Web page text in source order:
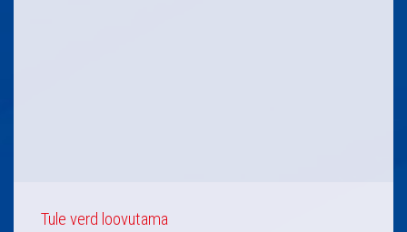
Tule verd loovutama